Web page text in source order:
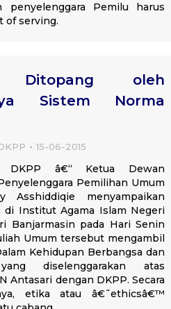
penyelenggara Pemilu harus
of serving.
Ditopang oleh
Sistem Norma
15-06-2015
DKPP â€“ Ketua Dewan
Pemilihan Umum
Asshiddiqie menyampaikan
di Institut Agama Islam Negeri
Banjarmasin pada Hari Senin
Umum tersebut mengambil
Kehidupan Berbangsa dan
diselenggarakan atas
Antasari dengan DKPP. Secara
etika atau â€˜ethicsâ€™